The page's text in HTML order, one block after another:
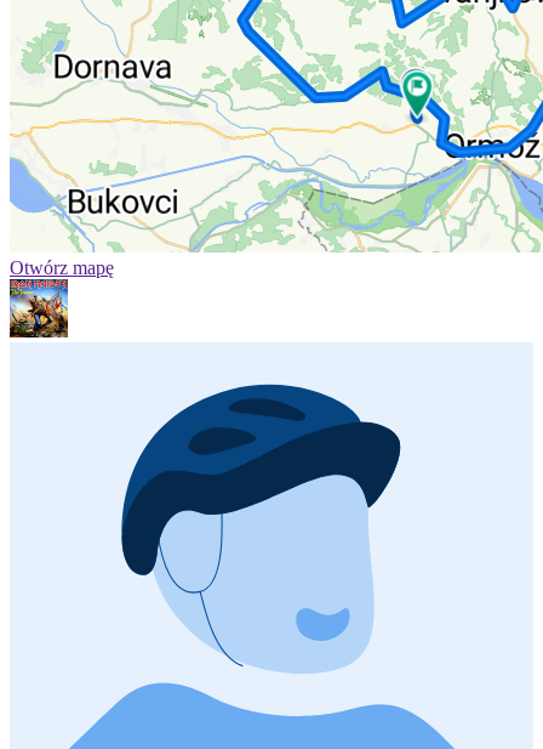
Otwórz mapę